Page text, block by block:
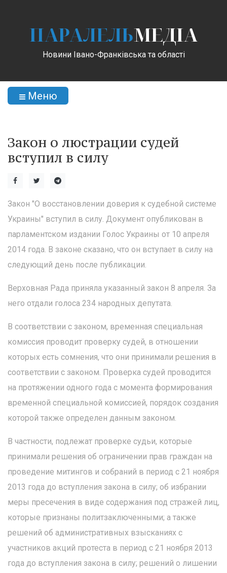
ПАРАЛЕЛЬМЕДІА
Новини Івано-Франківська та області
Меню
Закон о люстрации судей
вступил в силу
Закон "О восстановлении доверия к судебной системе
Украины" вступил в силу. Документ опубликован в
парламентском издании Голос Украины от 10 апреля
2014 года. В законе сказано, что он вступает в силу на
следующий день после публикации.
Верховная Рада приняла указанный закон 8 апреля. За
него отдали голоса 234 народных депутата.
В соответствии с законом, временная специальная
комиссия проводит проверку судей, в отношении
которых есть сомнения, что они принимали решения в
соответствии с законом. Проверка судей проводится
на протяжении одного года с момента формирования
временной специальной комиссией, порядок создания
которой также определен данным законом.
В частности, подлежат проверке судьи, которые
принимали решения об ограничении прав граждан на
проведение митингов и собраний в период с 21 ноября
2013 года до вступления закона в силу; об избрании
меры пресечения в виде содержания под стражей лиц,
которые признаны политзаключенными; а также
решений об административных взысканиях с
участников акций протеста в период с 21 ноября 2013
года до вступления закона в силу; решений о лишении